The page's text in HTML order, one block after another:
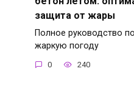
защита от жары
Полное руководство
жаркую погоду
0 240